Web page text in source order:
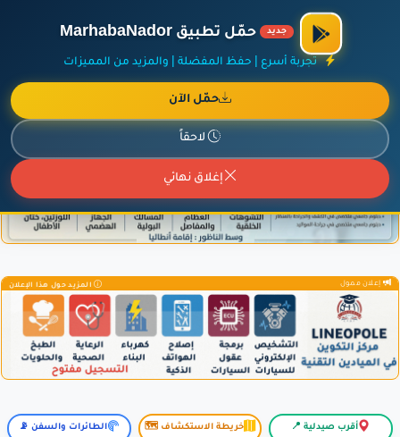
الراعي الرسمي لمنصة مرحباناظور،
أضف نشاطك مجاناً| آخر الإضافات|
جديد حمّل تطبيق MarhabaNador
تجربة أسرع | حفظ المفضلة | والمزيد من المميزات
حمّل الآن
لاحقاً
إغلاق نهائي
المزيد حول هذا الإعلان
إعلان ممول المزيد حول هذا الإعلان
أقرب صيدلية 📍 خريطة الاستكشاف 🗺️ الطائرات والسفن 📡